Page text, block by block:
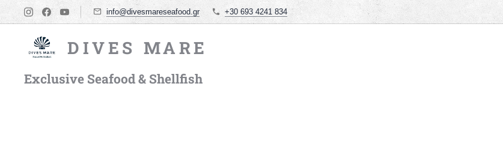
info@divesmareseafood.gr +30 693 4241 834
DIVES MARE
Exclusive Seafood & Shellfish